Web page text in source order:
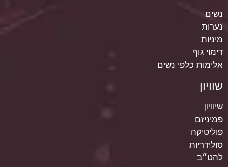
נשים
נערות
מיניות
דימוי גוף
אלימות כלפי נשים
שוויון
שיוויון
פמיניזם
פוליטיקה
סולידריות
להט״ב